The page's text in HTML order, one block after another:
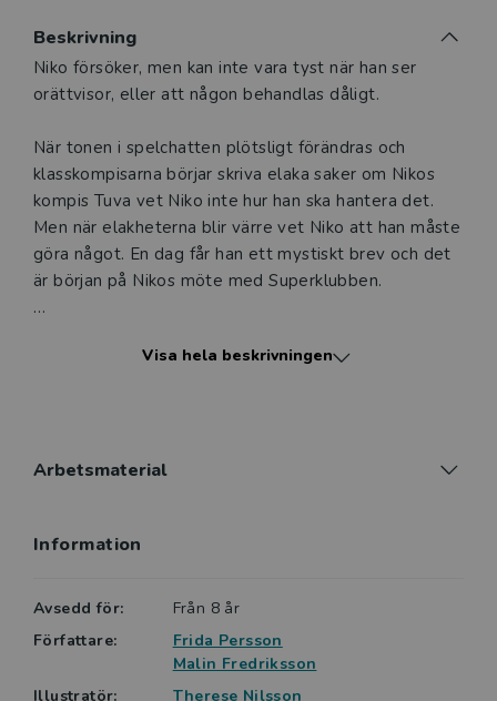
Beskrivning
Beskrivning
Niko försöker, men kan inte vara tyst när han ser
orättvisor, eller att någon behandlas dåligt.
När tonen i spelchatten plötsligt förändras och
klasskompisarna börjar skriva elaka saker om Nikos
kompis Tuva vet Niko inte hur han ska hantera det.
Men när elakheterna blir värre vet Niko att han måste
göra något. En dag får han ett mystiskt brev och det
är början på Nikos möte med Superklubben.
en spännande bok som tar upp vardagsnära teman
Hårda ord och hemliga möten är andra delen i den
vardagsnära teman samt ibland lite svåra ämnen på
både som lästräning och ha som grund och
diskutera hur man är en bra kompis.
Visa hela beskrivningen
Arbetsmaterial
Information
Avsedd för:
Från 8 år
Författare:
Frida Persson
Malin Fredriksson
Illustratör:
Therese Nilsson